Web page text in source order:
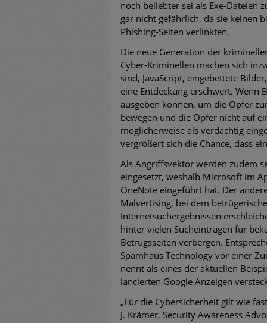
noch beliebter sei als Exe-Dateien
gar nicht gefährlich, da sie keinen
Phishing-Seiten verlinkten.
Die neue Generation der
Cyber-Kriminellen machen sich
sind, JavaScript, eingebettete
eine Entdeckung erschwert. Wenn
ausgeben können, um die Opfer
bewegen und die Opfer nicht auf
möglicherweise als verdächtig
vergrößert sich die Chance, dass
Als Angriffsvektor werden zudem
eingesetzt, weshalb Microsoft im
OneNote eingeführt hat. Der
Malvertising, bei dem
Internetsuchergebnissen
hinter vielen Sucheinträgen für
Betrugsseiten verbergen.
Spamhaus Technology vor einer
nennt als eines der aktuellen
lancierten Google Anzeigen
„Für die Cybersicherheit gilt wie
J. Krämer, Security Awareness